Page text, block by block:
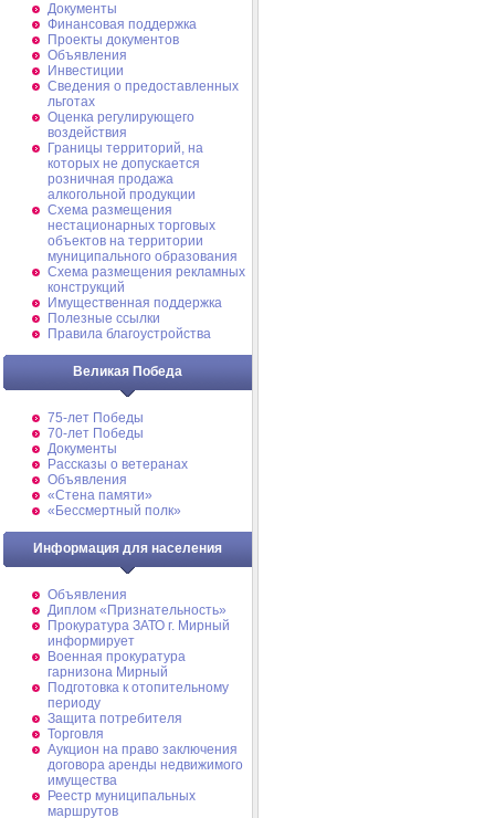
Документы
Финансовая поддержка
Проекты документов
Объявления
Инвестиции
Сведения о предоставленных
льготах
Оценка регулирующего
воздействия
Границы территорий, на
которых не допускается
розничная продажа
алкогольной продукции
Схема размещения
нестационарных торговых
объектов на территории
муниципального образования
Схема размещения рекламных
конструкций
Имущественная поддержка
Полезные ссылки
Правила благоустройства
Великая Победа
75-лет Победы
70-лет Победы
Документы
Рассказы о ветеранах
Объявления
«Стена памяти»
«Бессмертный полк»
Информация для населения
Объявления
Диплом «Признательность»
Прокуратура ЗАТО г. Мирный
информирует
Военная прокуратура
гарнизона Мирный
Подготовка к отопительному
периоду
Защита потребителя
Торговля
Аукцион на право заключения
договора аренды недвижимого
имущества
Реестр муниципальных
маршрутов